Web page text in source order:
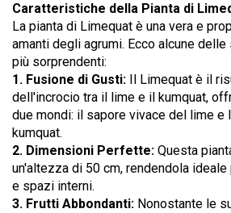
Caratteristiche della Pianta di
La pianta di Limequat è una vera e
amanti degli agrumi. Ecco alcune
più sorprendenti:
1. Fusione di Gusti: Il Limequat è il
dell'incrocio tra il lime e il kumquat,
due mondi: il sapore vivace del lime e
kumquat.
2. Dimensioni Perfette: Questa
un'altezza di 50 cm, rendendola
e spazi interni.
3. Frutti Abbondanti: Nonostante le